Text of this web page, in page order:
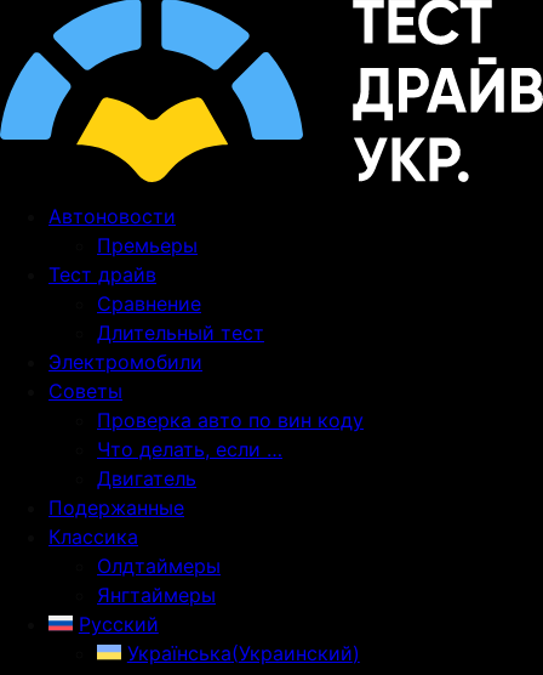
Автоновости
Премьеры
Тест драйв
Сравнение
Длительный тест
Электромобили
Советы
Проверка авто по вин коду
Что делать, если …
Двигатель
Подержанные
Классика
Олдтаймеры
Янгтаймеры
Русский
Українська(Украинский)